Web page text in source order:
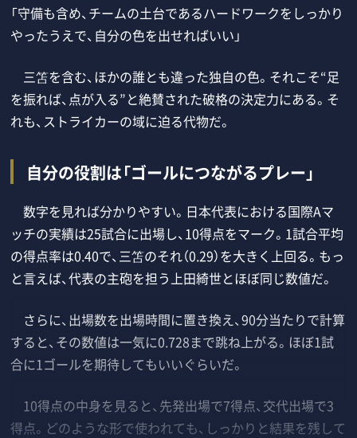
「守備も含め、チームの土台であるハードワークをしっかり
やったうえで、自分の色を出せればいい」
三笘を含む、ほかの誰とも違った独自の色。それこそ“足
を振れば、点が入る”と絶賛された破格の決定力にある。そ
れも、ストライカーの域に迫る代物だ。
自分の役割は「ゴールにつながるプレー」
数字を見れば分かりやすい。日本代表における国際Aマ
ッチの実績は25試合に出場し、10得点をマーク。1試合平均
の得点率は0.40で、三笘のそれ（0.29）を大きく上回る。もっ
と言えば、代表の主砲を担う上田綺世とほぼ同じ数値だ。
さらに、出場数を出場時間に置き換え、90分当たりで計算
すると、その数値は一気に0.728まで跳ね上がる。ほぼ1試
合に1ゴールを期待してもいいぐらいだ。
10得点の中身を見ると、先発出場で7得点、交代出場で3
得点。どのような形で使われても、しっかりと結果を残して